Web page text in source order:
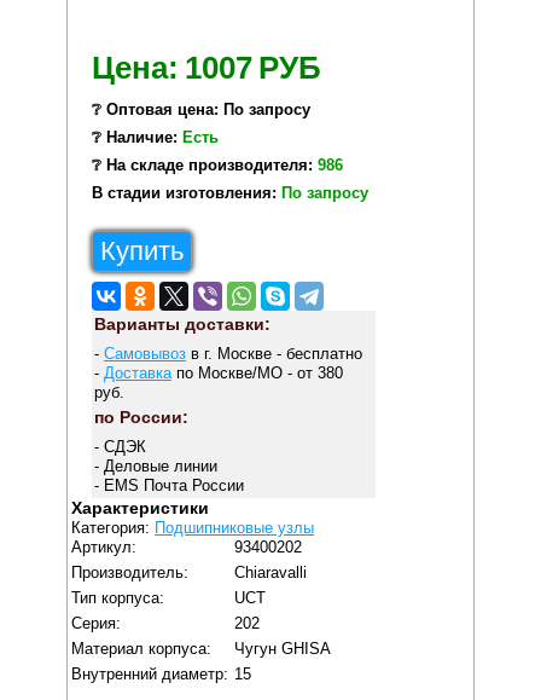
Цена: 1007 РУБ
❔ Оптовая цена: По запросу
❔ Наличие: Есть
❔ На складе производителя: 986
В стадии изготовления: По запросу
Купить
Варианты доставки:
- Самовывозв г. Москве - бесплатно
- Доставкапо Москве/МО - от 380
руб.
по России:
- СДЭК
- Деловые линии
- EMS Почта России
Характеристики
Категория: Подшипниковые узлы
Артикул:
93400202
Производитель:
Chiaravalli
Тип корпуса:
UCT
Серия:
202
Материал корпуса:
Чугун GHISA
Внутренний диаметр: 15